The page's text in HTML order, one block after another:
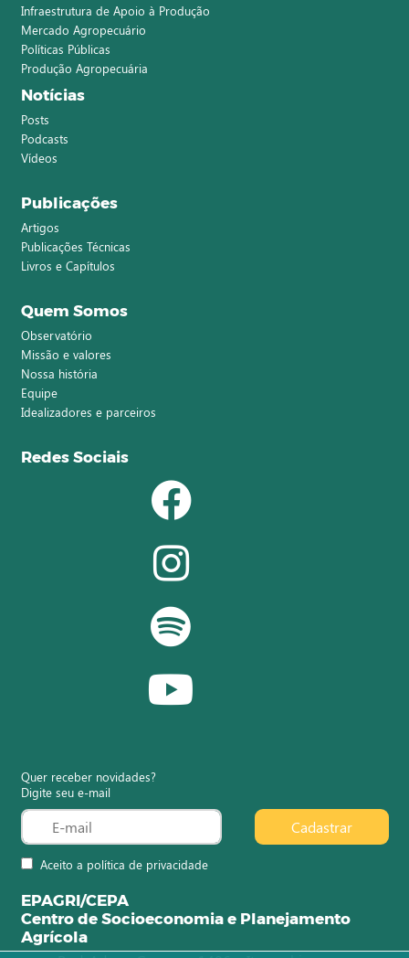
Infraestrutura de Apoio à Produção
Mercado Agropecuário
Políticas Públicas
Produção Agropecuária
Notícias
Posts
Podcasts
Vídeos
Publicações
Artigos
Publicações Técnicas
Livros e Capítulos
Quem Somos
Observatório
Missão e valores
Nossa história
Equipe
Idealizadores e parceiros
Redes Sociais
Quer receber novidades?
Digite seu e-mail
Aceito a política de privacidade
Cadastrar
EPAGRI/CEPA
Centro de Socioeconomia e Planejamento
Agrícola